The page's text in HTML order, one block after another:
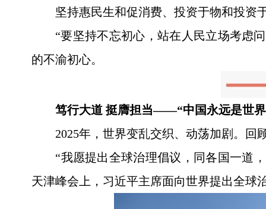
坚持惠民生和促消费、投资于物和投
“要坚持不忘初心，站在人民立场考虑
的不渝初心。
笃行大道 挺膺担当——“中国永远是世
2025年，世界变乱交织、动荡加剧。
“我愿提出全球治理倡议，同各国一道
天津峰会上，习近平主席面向世界提出全球